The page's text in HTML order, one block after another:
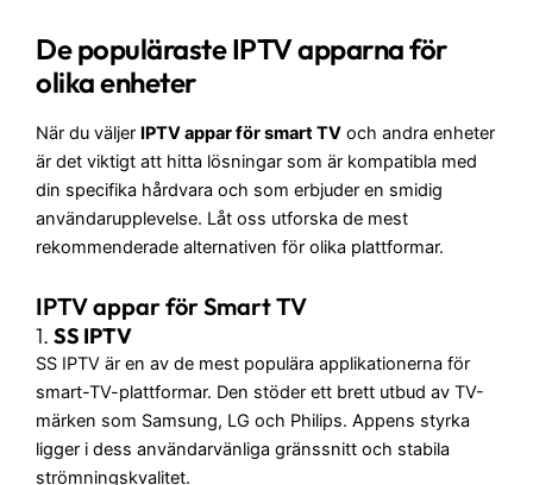
De populäraste IPTV apparna för
olika enheter
När du väljer IPTV appar för smart TV och andra enheter
är det viktigt att hitta lösningar som är kompatibla med
din specifika hårdvara och som erbjuder en smidig
användarupplevelse. Låt oss utforska de mest
rekommenderade alternativen för olika plattformar.
IPTV appar för Smart TV
1. SS IPTV
SS IPTV är en av de mest populära applikationerna för
smart-TV-plattformar. Den stöder ett brett utbud av TV-
märken som Samsung, LG och Philips. Appens styrka
ligger i dess användarvänliga gränssnitt och stabila
strömningskvalitet.